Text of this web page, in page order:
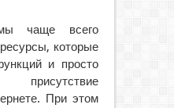
чаще всего
которые
и просто
При этом